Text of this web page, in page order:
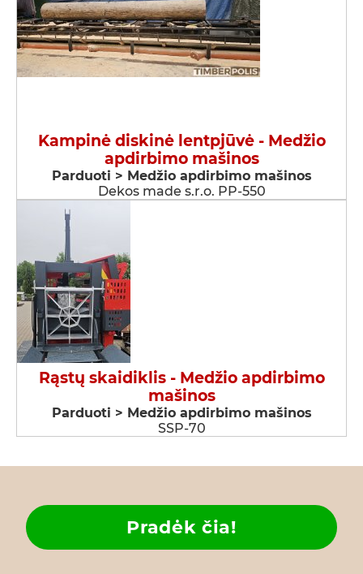
Kampinė diskinė lentpjūvė - Medžio
apdirbimo mašinos
Parduoti > Medžio apdirbimo mašinos
Dekos made s.r.o. PP-550
Rąstų skaidiklis - Medžio apdirbimo
mašinos
Parduoti > Medžio apdirbimo mašinos
SSP-70
Pradėk čia!